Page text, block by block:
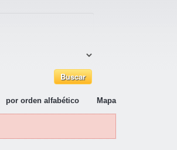
por orden alfabético Mapa